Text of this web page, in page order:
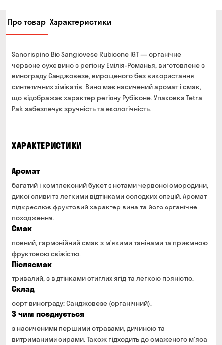
Від 400 до 699 грн
Від 700 грн безкоштовно
Термін доставки — до 90 хвилин
*на час доставки можуть впливати повітряні тривоги
Оплата:
готівкою кур'єру
банківською картою на сайті
Можете без черги забрати з магазину в зручний для
Вас час
готівкою в магазині
банківською картою на сайті та в магазині
Про товар Характеристики
Sancrispino Bio Sangiovese Rubicone IGT — органічне
червоне сухе вино з регіону Емілія-Романья, виготовлене з
винограду Санджовезе, вирощеного без використання
синтетичних хімікатів. Вино має насичений аромат і смак,
що відображає характер регіону Рубіконе. Упаковка Tetra
Pak забезпечує зручність та екологічність.
ХАРАКТЕРИСТИКИ
Аромат
багатий і комплексний букет з нотами червоної смородини,
дикої сливи та легкими відтінками солодких спецій. Аромат
підкреслює фруктовий характер вина та його органічне
походження.
Смак
повний, гармонійний смак з м’якими танінами та приємною
фруктовою свіжістю.
Післясмак
тривалий, з відтінками стиглих ягід та легкою пряністю.
Склад
сорт винограду: Санджовезе (органічний).
З чим поєднується
з насиченими першими стравами, дичиною та
витриманими сирами. Також підходить до смаженого м’яса